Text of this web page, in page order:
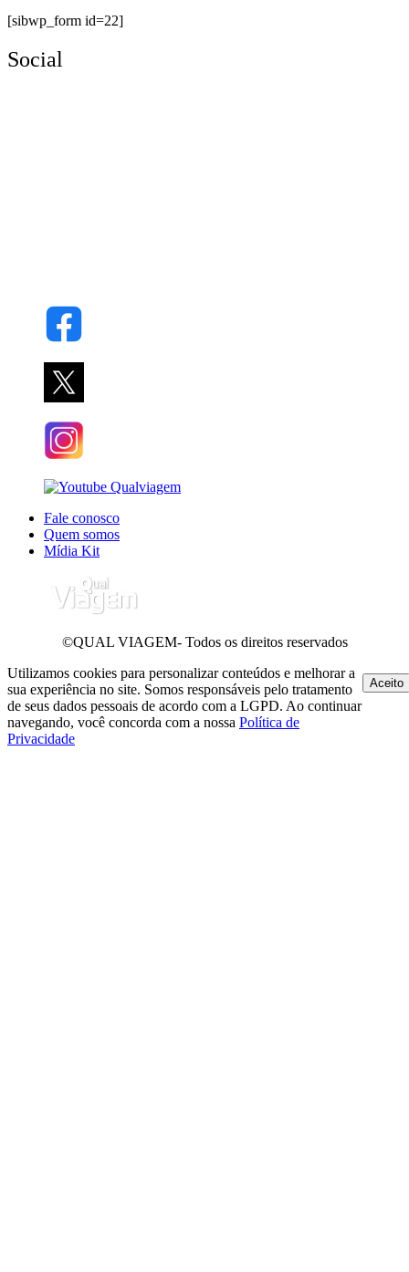
[sibwp_form id=22]
Social
Fale conosco
Quem somos
Mídia Kit
©QUAL VIAGEM- Todos os direitos reservados
Utilizamos cookies para personalizar conteúdos e melhorar a
sua experiência no site. Somos responsáveis pelo tratamento
de seus dados pessoais de acordo com a LGPD. Ao continuar
navegando, você concorda com a nossa Política de
Privacidade
Aceito